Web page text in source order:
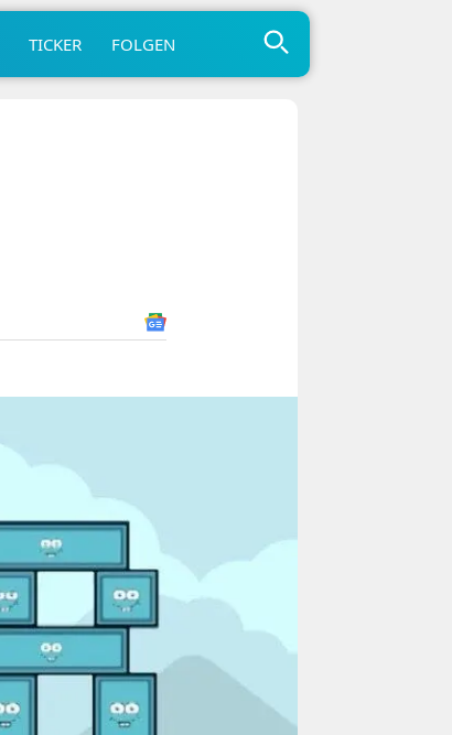
TICKER FOLGEN